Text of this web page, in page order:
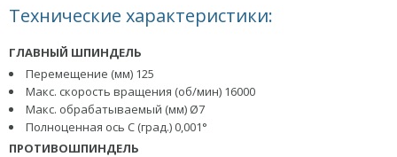
Технические характеристики:
ГЛАВНЫЙ ШПИНДЕЛЬ
Перемещение (мм) 125
Макс. скорость вращения (об/мин) 16000
Макс. обрабатываемый (мм) Ø7
Полноценная ось С (град.) 0,001°
ПРОТИВОШПИНДЕЛЬ